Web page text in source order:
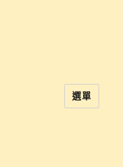
選單